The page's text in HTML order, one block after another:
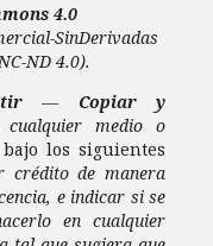
4.0
SinDerivadas
ND 4.0).
— Copiar y
medio o
los siguientes
crédito de manera
e indicar si se
en cualquier